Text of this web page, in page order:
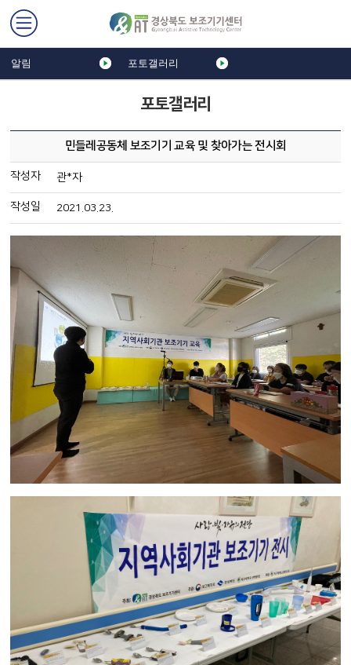
포토갤러리
알림 포토갤러리
민들레공동체 보조기기 교육 및 찾아가는 전시회
작성자 관*자
작성일 2021.03.23.